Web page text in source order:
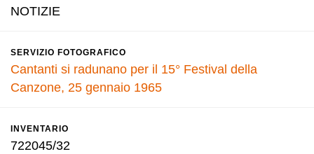
NOTIZIE
SERVIZIO FOTOGRAFICO
Cantanti si radunano per il 15° Festival della
Canzone, 25 gennaio 1965
INVENTARIO
722045/32